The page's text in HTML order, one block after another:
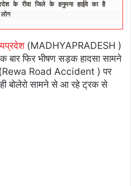
के रीवा जिले के हनुमना हाईवे का है
(MADHYAPRADESH )
बार फिर भीषण सड़क हादसा सामने
Road Accident ) पर
बोलेरो सामने से आ रहे ट्रक से